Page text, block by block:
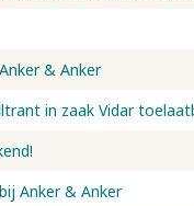
& Anker
in zaak Vidar
Anker & Anker